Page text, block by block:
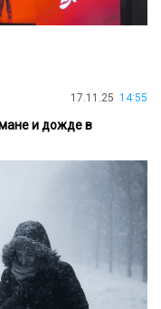
17.11.25 14:55
и дожде в